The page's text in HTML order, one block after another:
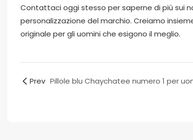
Contattaci oggi stesso per saperne di più sui
personalizzazione del marchio. Creiamo
originale per gli uomini che esigono il meglio.
Prev